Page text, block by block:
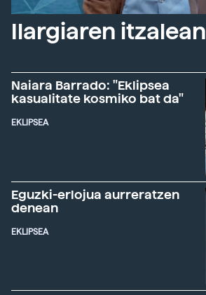
Ilargiaren itzalean
Naiara Barrado: "Eklipsea
kasualitate kosmiko bat da"
EKLIPSEA
Eguzki-erlojua aurreratzen
denean
EKLIPSEA